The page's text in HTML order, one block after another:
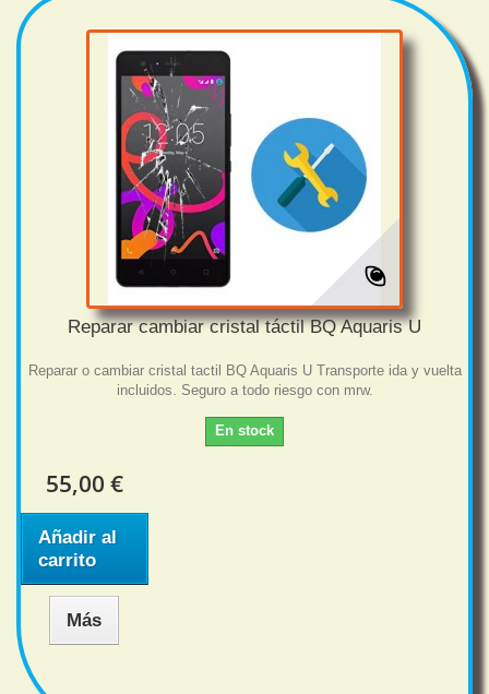
Reparar cambiar cristal táctil BQ Aquaris U
Reparar o cambiar cristal tactil BQ Aquaris U Transporte ida y vuelta
incluidos. Seguro a todo riesgo con mrw.
En stock
55,00 €
Añadir al
carrito
Más